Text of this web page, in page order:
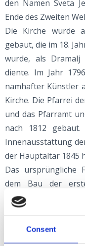
Consent
den Namen Sveta
Ende des Zweiten
Die Kirche wurde
gebaut, die im 18.
wurde, als
diente. Im Jahr
namhafter Künstler
Kirche. Die Pfarrei
und das Pfarramt
nach 1812
Innenausstattung
der Hauptaltar 1845
Das ursprüngliche
dem Bau der
immer größer